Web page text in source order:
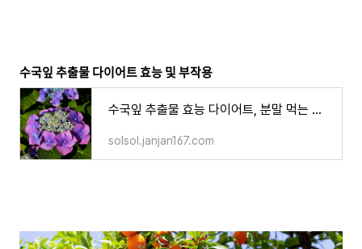
수국잎 추출물 다이어트 효능 및 부작용
수국잎 추출물 효능 다이어트, 분말 먹는 방법 부작용 주의할 점
solsol.janjan167.com